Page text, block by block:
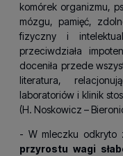
komórek organizmu,
mózgu, pamięć,
fizyczny i
przeciwdziała
doceniła przede
literatura,
laboratoriów i klinik
(H. Noskowicz –
- W mleczku odkryto
przyrostu wagi